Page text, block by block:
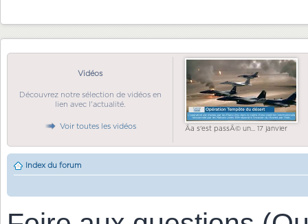
Vidéos
Découvrez notre sélection de vidéos en
lien avec l'actualité.
Voir toutes les vidéos Ãa s'est passÃ© un... 17 janvier
Index du forum